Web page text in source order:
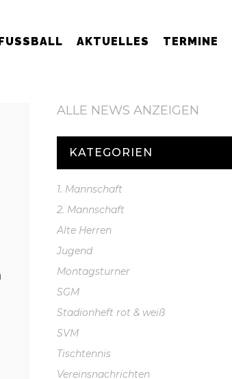
AKTUELLES TERMINE
ALLE NEWS ANZEIGEN
KATEGORIEN
1. Mannschaft
2. Mannschaft
Alte Herren
Jugend
Montagsturner
SGM
Stadionheft rot & weiß
SVM
Tischtennis
Vereinsnachrichten